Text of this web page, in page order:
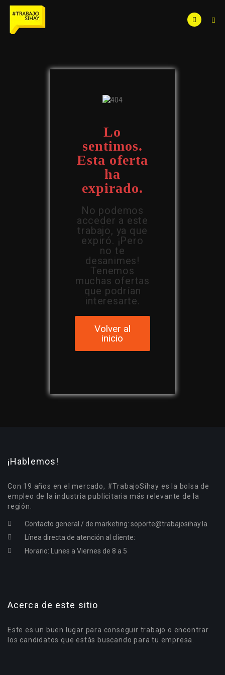
Lo
sentimos.
Esta oferta
ha
expirado.
No podemos
acceder a este
trabajo, ya que
expiró. ¡Pero
no te
desanimes!
Tenemos
muchas ofertas
que podrían
interesarte.
Volver al
inicio
¡Hablemos!
Con 19 años en el mercado, #TrabajoSíhay es la bolsa de
empleo de la industria publicitaria más relevante de la
región.
Contacto general / de marketing: soporte@trabajosihay.la
Línea directa de atención al cliente:
Horario: Lunes a Viernes de 8 a 5
Acerca de este sitio
Este es un buen lugar para conseguir trabajo o encontrar
los candidatos que estás buscando para tu empresa.